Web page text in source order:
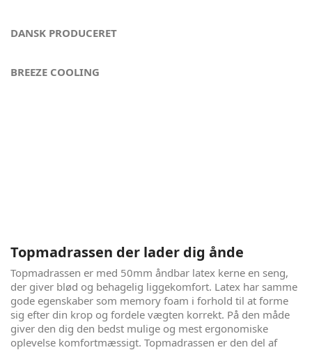
DANSK PRODUCERET
BREEZE COOLING
Topmadrassen der lader dig ånde
Topmadrassen er med 50mm åndbar latex kerne en seng,
der giver blød og behagelig liggekomfort. Latex har samme
gode egenskaber som memory foam i forhold til at forme
sig efter din krop og fordele vægten korrekt. På den måde
giver den dig den bedst mulige og mest ergonomiske
oplevelse komfortmæssigt. Topmadrassen er den del af